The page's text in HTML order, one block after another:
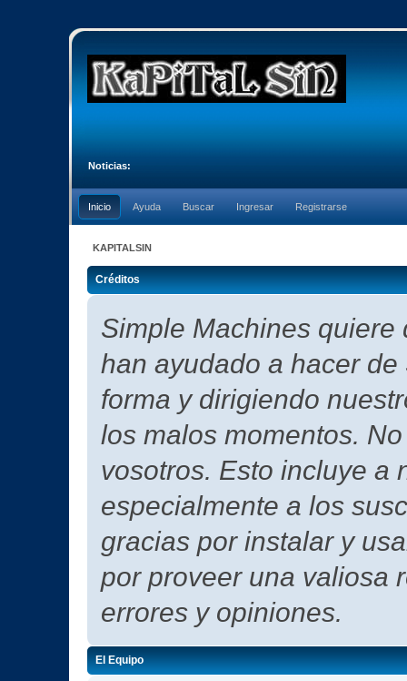
Noticias:
Inicio Ayuda Buscar Ingresar Registrarse
KAPITALSIN
Créditos
Simple Machines
han ayudado a hacer
forma y dirigiendo
los malos momentos.
vosotros. Esto incluye a
especialmente a los
gracias por instalar y
por proveer una valiosa
errores y opiniones.
El Equipo